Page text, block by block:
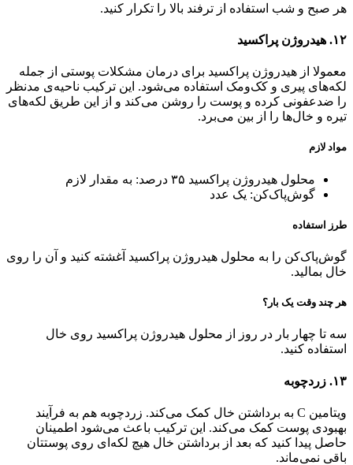
هر صبح و شب استفاده از ترفند بالا را تکرار کنید.
۱۲. هیدروژن پراکسید
معمولا از هیدروژن پراکسید برای درمان مشکلات پوستی از جمله
لکه‌های پیری و کک‌ومک استفاده می‌شود. این ترکیب ناحیه‌ی مدنظر
را ضدعفونی کرده و پوست را روشن می‌کند و از این طریق لکه‌های
تیره و خال‌ها را از بین می‌برد.
مواد لازم
محلول هیدروژن پراکسید ۳۵ درصد: به مقدار لازم
گوش‌‌پاک‌کن: یک عدد
طرز استفاده
گوش‌پا‌ک‌کن را به محلول هیدروژن پراکسید آغشته کنید و آن را روی
خال بمالید‌‌.
هر چند وقت یک بار؟
سه تا چهار بار در روز از محلول هیدروژن پراکسید روی خال
استفاده کنید.
۱۳‌. زردچوبه
ویتامین C به برداشتن خال کمک می‌کند. زردچوبه هم به فرآیند
بهبودی پوست کمک می‌کند. این ترکیب باعث می‌شود اطمینان
حاصل پیدا کنید که بعد از برداشتن خال هیچ لکه‌ای روی پوستتان
باقی نمی‌ماند.